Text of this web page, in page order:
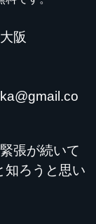
阪
張が続いて
知ろうと思い